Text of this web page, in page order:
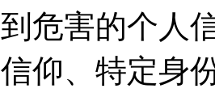
到危害的个人
信仰、特定身